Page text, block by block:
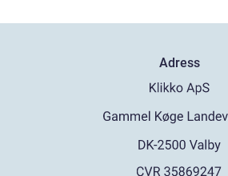
Adress